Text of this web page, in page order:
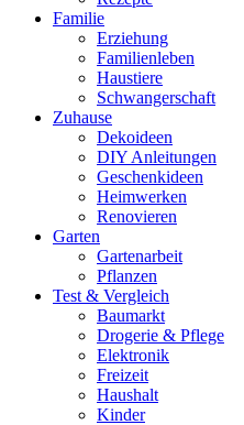
Familie
Erziehung
Familienleben
Haustiere
Schwangerschaft
Zuhause
Dekoideen
DIY Anleitungen
Geschenkideen
Heimwerken
Renovieren
Garten
Gartenarbeit
Pflanzen
Test & Vergleich
Baumarkt
Drogerie & Pflege
Elektronik
Freizeit
Haushalt
Kinder